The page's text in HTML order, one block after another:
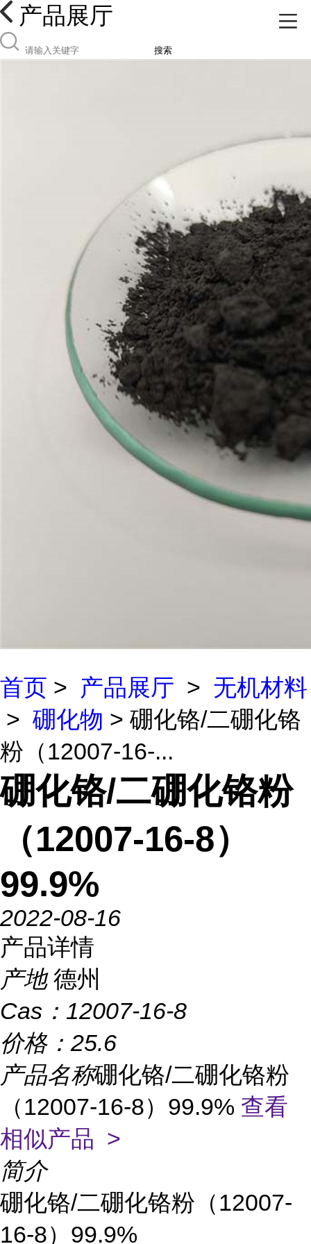
产品展厅
搜索
首页 > 产品展厅 > 无机材料
> 硼化物 > 硼化铬/二硼化铬
粉（12007-16-...
硼化铬/二硼化铬粉
（12007-16-8）
99.9%
2022-08-16
产品详情
产地 德州
Cas： 12007-16-8
价格： 25.6
产品名称硼化铬/二硼化铬粉
（12007-16-8）99.9% 查看
相似产品 >
简介
硼化铬/二硼化铬粉（12007-
16-8）99.9%